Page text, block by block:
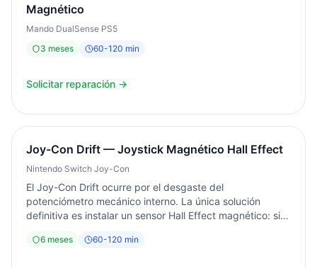
Magnético
Mando DualSense PS5
3 meses 60-120 min
Solicitar reparación →
Joy-Con Drift — Joystick Magnético Hall Effect
Nintendo Switch Joy-Con
El Joy-Con Drift ocurre por el desgaste del
potenciómetro mecánico interno. La única solución
definitiva es instalar un sensor Hall Effect magnético: sin
Servicio exprés en el mismo día. Diagnóstico gratuito.
6 meses 60-120 min